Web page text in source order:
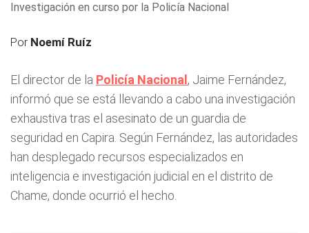
Investigación en curso por la Policía Nacional
Por Noemí Ruíz
El director de la Policía Nacional , Jaime Fernández,
informó que se está llevando a cabo una investigación
exhaustiva tras el asesinato de un guardia de
seguridad en Capira. Según Fernández, las autoridades
han desplegado recursos especializados en
inteligencia e investigación judicial en el distrito de
Chame, donde ocurrió el hecho.